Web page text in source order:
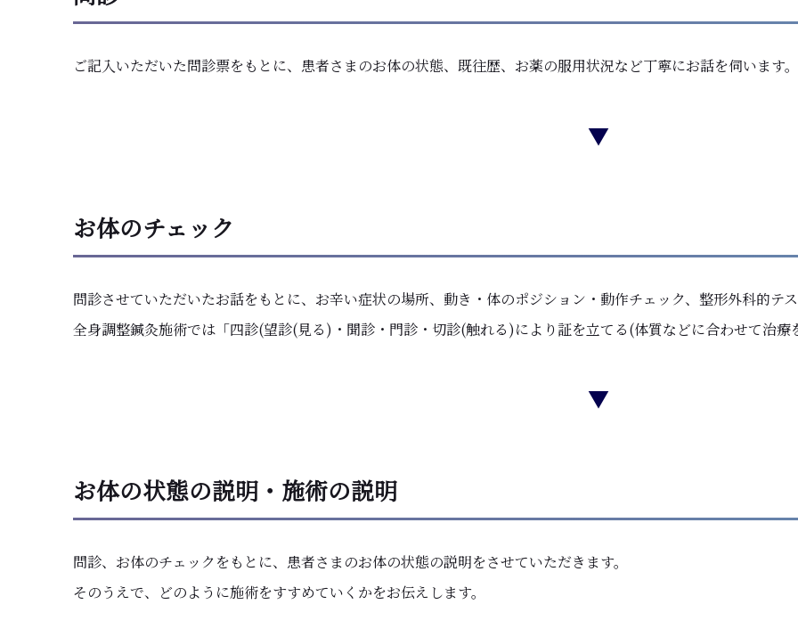
ご記入いただいた問診票をもとに、患者さまのお体の状態、既往歴、お薬の服用状況など丁寧にお話を伺います。
▼
お体のチェック
問診させていただいたお話をもとに、お辛い症状の場所、動き・体のポジション・動作チェック、整形外科的テ
全身調整鍼灸施術では「四診(望診(見る)・聞診・門診・切診(触れる)により証を立てる(体質などに合わせて治療
▼
お体の状態の説明・施術の説明
問診、お体のチェックをもとに、患者さまのお体の状態の説明をさせていただきます。
そのうえで、どのように施術をすすめていくかを​お伝えします。